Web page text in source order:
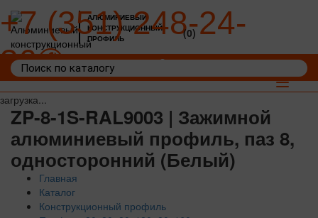
загрузка...
АЛЮМИНИЕВЫЙ
КОНСТРУКЦИОННЫЙ
ПРОФИЛЬ
+7 (351) 248-24-
36
(0)
Toggle
ZP-8-1S-RAL9003 | Зажимной
алюминиевый профиль, паз 8,
односторонний (Белый)
Главная
Каталог
Конструкционный профиль